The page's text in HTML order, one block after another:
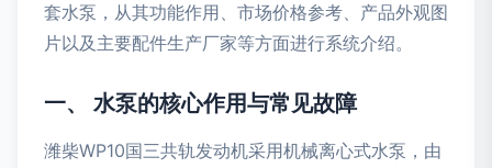
套水泵，从其功能作用、市场价格参考、产品外观图
片以及主要配件生产厂家等方面进行系统介绍。
一、 水泵的核心作用与常见故障
潍柴WP10国三共轨发动机采用机械离心式水泵，由